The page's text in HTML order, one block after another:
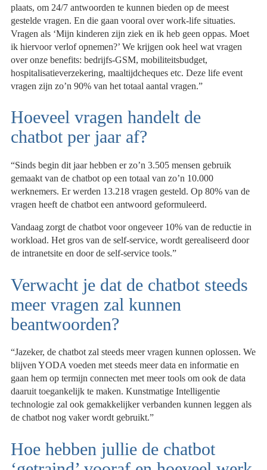
plaats, om 24/7 antwoorden te kunnen bieden op de meest
gestelde vragen. En die gaan vooral over work-life situaties.
Vragen als ‘Mijn kinderen zijn ziek en ik heb geen oppas. Moet
ik hiervoor verlof opnemen?’ We krijgen ook heel wat vragen
over onze benefits: bedrijfs-GSM, mobiliteitsbudget,
hospitalisatieverzekering, maaltijdcheques etc. Deze life event
vragen zijn zo’n 90% van het totaal aantal vragen.”
Hoeveel vragen handelt de
chatbot per jaar af?
“Sinds begin dit jaar hebben er zo’n 3.505 mensen gebruik
gemaakt van de chatbot op een totaal van zo’n 10.000
werknemers. Er werden 13.218 vragen gesteld. Op 80% van de
vragen heeft de chatbot een antwoord geformuleerd.
Vandaag zorgt de chatbot voor ongeveer 10% van de reductie in
workload. Het gros van de self-service, wordt gerealiseerd door
de intranetsite en door de self-service tools.”
Verwacht je dat de chatbot steeds
meer vragen zal kunnen
beantwoorden?
“Jazeker, de chatbot zal steeds meer vragen kunnen oplossen. We
blijven YODA voeden met steeds meer data en informatie en
gaan hem op termijn connecten met meer tools om ook de data
daaruit toegankelijk te maken. Kunstmatige Intelligentie
technologie zal ook gemakkelijker verbanden kunnen leggen als
de chatbot nog vaker wordt gebruikt.”
Hoe hebben jullie de chatbot